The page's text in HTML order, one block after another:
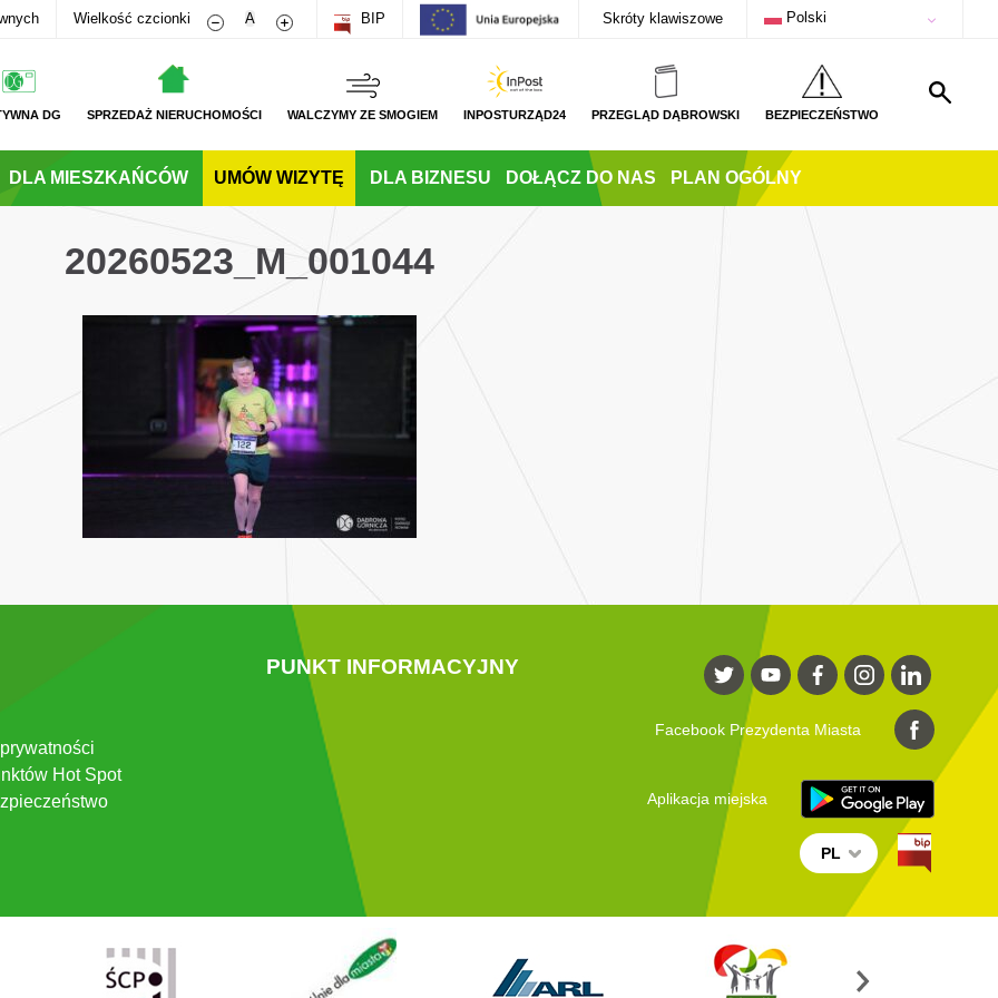
Wielkość czcionki Zmniejsz rozmiar czcionki
A Zwiększ rozmiar czcionki
BIP Skróty klawiszowe Polski
DG SPRZEDAŻ NIERUCHOMOŚCI WALCZYMY ZE SMOGIEM INPOSTURZĄD24 PRZEGLĄD DĄBROWSKI BEZPIECZEŃSTWO
DLA MIESZKAŃCÓW UMÓW WIZYTĘ DLA BIZNESU DOŁĄCZ DO NAS PLAN OGÓLNY
20260523_M_001044
Hot Spot
PUNKT INFORMACYJNY
Facebook Prezydenta Miasta
Aplikacja miejska
PL